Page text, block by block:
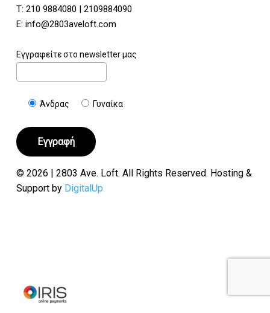
Τ: 210 9884080 | 2109884090
E: info@2803aveloft.com
Εγγραφείτε στο newsletter μας
Άνδρας Γυναίκα
© 2026 | 2803 Ave. Loft. All Rights Reserved. Hosting &
Support by DigitalUp